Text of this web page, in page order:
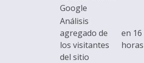
Google
Análisis
agregado de
los visitantes
del sitio
en 16
horas